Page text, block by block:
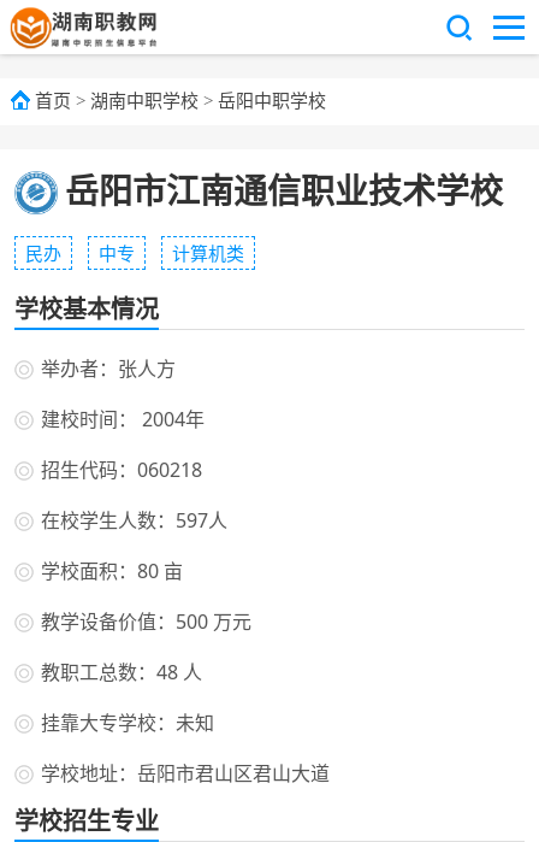
首页 > 湖南中职学校 > 岳阳中职学校
岳阳市江南通信职业技术学校
民办 中专 计算机类
学校基本情况
举办者：张人方
建校时间： 2004年
招生代码：060218
在校学生人数：597人
学校面积：80 亩
教学设备价值：500 万元
教职工总数：48 人
挂靠大专学校：未知
学校地址：岳阳市君山区君山大道
学校招生专业